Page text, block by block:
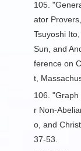
105. "
ator
Tsuyoshi
Sun, and
ference on
t,
106. "Graph
r Non-
o, and
37-53.